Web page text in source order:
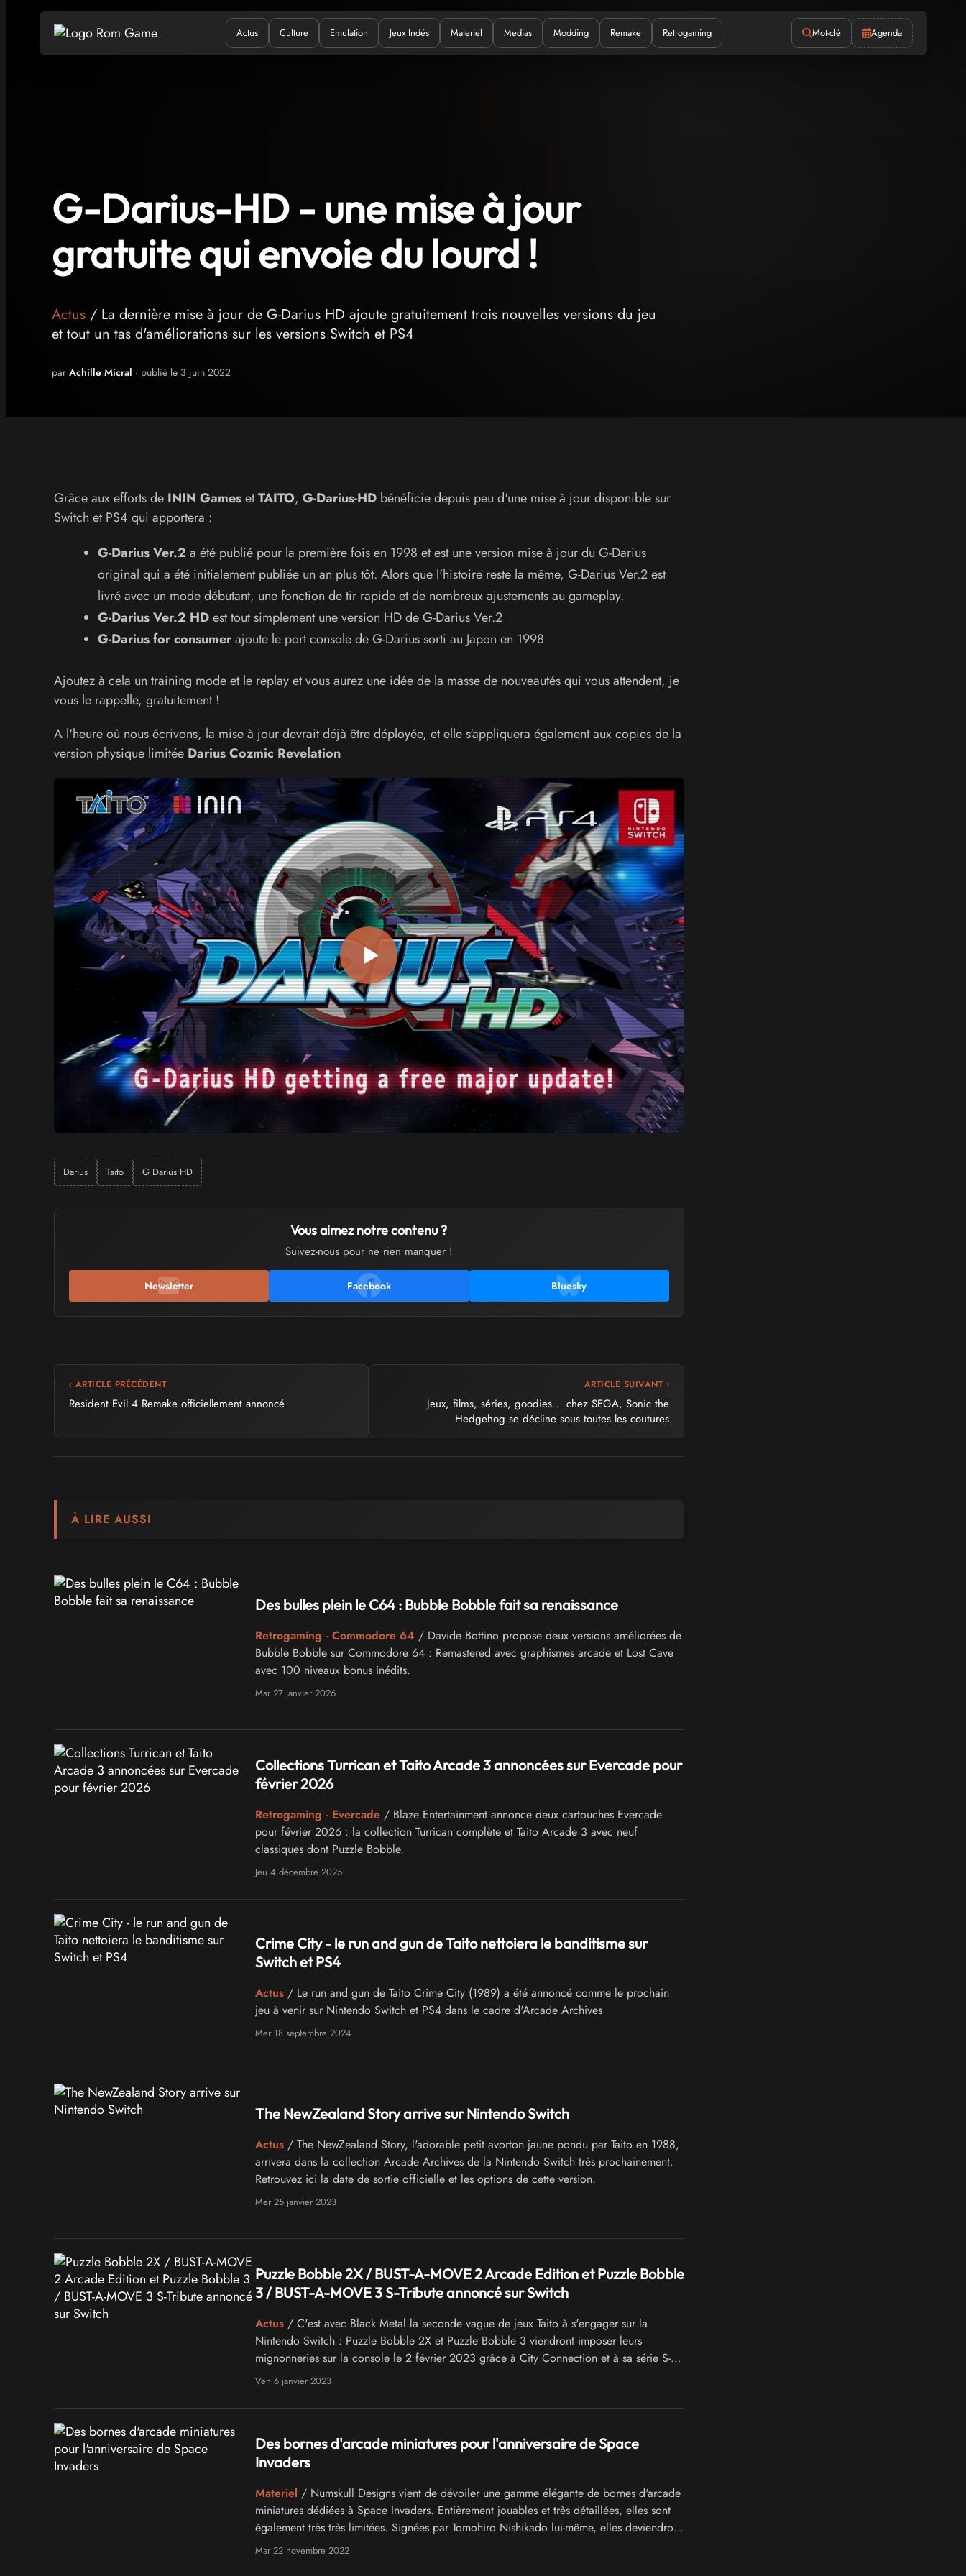
Où ? Quoi ?
Actus Culture Emulation Jeux Indés Materiel Medias Modding Remake Retrogaming Mot-clé Agenda
G-Darius-HD - une mise à jour
gratuite qui envoie du lourd !
Actus / La dernière mise à jour de G-Darius HD ajoute gratuitement trois nouvelles versions du jeu
et tout un tas d'améliorations sur les versions Switch et PS4
par Achille Micral · publié le 3 juin 2022
Grâce aux efforts deININ GamesetTAITO, G-Darius-HDbénéficie depuis peu d'une mise à jour disponible sur
Switch et PS4 qui apportera :
G-Darius Ver.2 a été publié pour la première fois en 1998 et est une version mise à jour du G-Darius
original qui a été initialement publiée un an plus tôt. Alors que l'histoire reste la même, G-Darius Ver.2 est
livré avec un mode débutant, une fonction de tir rapide et de nombreux ajustements au gameplay.
G-Darius Ver.2 HDest tout simplement une version HD de G-Darius Ver.2
G-Darius for consumerajoute le port console de G-Darius sorti au Japon en 1998
Ajoutez à cela un training mode et le replay et vous aurez une idée de la masse de nouveautés qui vous attendent, je
vous le rappelle, gratuitement !
A l'heure où nous écrivons, la mise à jour devrait déjà être déployée, et elle s'appliquera également aux copies de la
version physique limitée Darius Cozmic Revelation
Darius Taito G Darius HD
Vous aimez notre contenu ?
Suivez-nous pour ne rien manquer !
Newsletter Facebook Bluesky
‹ ARTICLE PRÉCÉDENT
Resident Evil 4 Remake officiellement annoncé
ARTICLE SUIVANT ›
Jeux, films, séries, goodies... chez SEGA, Sonic the
Hedgehog se décline sous toutes les coutures
À LIRE AUSSI
Des bulles plein le C64 : Bubble Bobble fait sa renaissance
Retrogaming - Commodore 64 / Davide Bottino propose deux versions améliorées de
Bubble Bobble sur Commodore 64 : Remastered avec graphismes arcade et Lost Cave
avec 100 niveaux bonus inédits.
Mar 27 janvier 2026
Collections Turrican et Taito Arcade 3 annoncées sur Evercade pour
février 2026
Retrogaming - Evercade/ Blaze Entertainment annonce deux cartouches Evercade
pour février 2026 : la collection Turrican complète et Taito Arcade 3 avec neuf
classiques dont Puzzle Bobble.
Jeu 4 décembre 2025
Crime City - le run and gun de Taito nettoiera le banditisme sur
Switch et PS4
Actus/ Le run and gun de Taito Crime City (1989) a été annoncé comme le prochain
jeu à venir sur Nintendo Switch et PS4 dans le cadre d'Arcade Archives
Mer 18 septembre 2024
The NewZealand Story arrive sur Nintendo Switch
Actus/ The NewZealand Story, l'adorable petit avorton jaune pondu par Taito en 1988,
arrivera dans la collection Arcade Archives de la Nintendo Switch très prochainement.
Retrouvez ici la date de sortie officielle et les options de cette version.
Mer 25 janvier 2023
Puzzle Bobble 2X / BUST-A-MOVE 2 Arcade Edition et Puzzle Bobble
3 / BUST-A-MOVE 3 S-Tribute annoncé sur Switch
Actus/ C'est avec Black Metal la seconde vague de jeux Taito à s'engager sur la
Nintendo Switch : Puzzle Bobble 2X et Puzzle Bobble 3 viendront imposer leurs
mignonneries sur la console le 2 février 2023 grâce à City Connection et à sa série S-
Tribute
Ven 6 janvier 2023
Des bornes d'arcade miniatures pour l'anniversaire de Space
Invaders
Materiel / Numskull Designs vient de dévoiler une gamme élégante de bornes d'arcade
miniatures dédiées à Space Invaders. Entièrement jouables et très détaillées, elles sont
également très très limitées. Signées par Tomohiro Nishikado lui-même, elles deviendront
dès leur sortie des objets de collection convoités !
Mar 22 novembre 2022